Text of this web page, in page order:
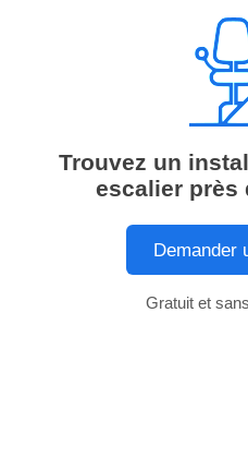
Trouvez un
escalier près
Demander
Gratuit et